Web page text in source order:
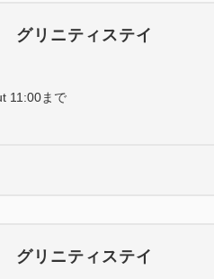
グリニティステイ
11:00まで
グリニティステイ